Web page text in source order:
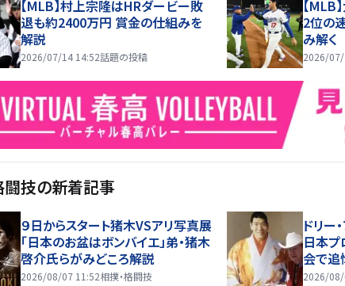
【MLB】村上宗隆はHRダービー敗
退も約2400万円 賞金の仕組みを
解説
2026/07/14 14:52話題の投稿
【MLB
2位の
み解く
2026/
闘技の新着記事
９日からスタート猪木VSアリ写真展
「日本のお盆はボンバイエ」弟・猪木
啓介氏らがみどころ解説
2026/08/07 11:52相撲・格闘技
ドリー
日本プ
会で
に献花
2026/